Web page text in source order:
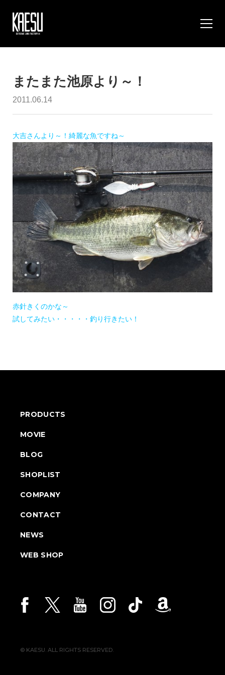
またまた池原より～！
2011.06.14
大吉さんより～！綺麗な魚ですね～
赤針きくのかな～
試してみたい・・・・・釣り行きたい！
PRODUCTS
MOVIE
BLOG
SHOPLIST
COMPANY
CONTACT
NEWS
WEB SHOP
© KAESU. ALL RIGHTS RESERVED.